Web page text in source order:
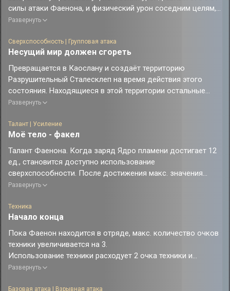
силы атаки Фаенона, и физический урон соседним целям,
равный 150% от силы атаки Фаенона.
Развернуть
Сверхспособность | Групповая атака
Несущий мир должен сгореть
Превращается в Каослану и создаёт территорию
Разрушительный Сталесклеп на время действия этого
состояния. Находящиеся в этой территории остальные
члены отряда покидают поле боя и становятся
физическую уязвимость на всё время её действия.
Каослана не может войти в свой ход, но он имеет 8 доп.
ходов Каосланы с фиксированной скоростью, равной 60%
от базовой скорости Каосланы. В начале последнего доп.
хода Каосланы немедленно выполняет последний удар,
который наносит физический урон сверхспособности,
распределяется поровну между всеми противниками.
Развернуть
Талант | Усиление
Моё тело - факел
Талант Фаенона. Когда заряд Ядро пламени достигает 12
ед., становится доступно использование
сверхспособности. После достижения макс. значения
заряда может быть получено до 3 доп. единиц. После
Ядро пламени на основе излишних накопленных единиц
заряда.
Когда Фаенон становится целью умения другого
существа, он получает 1 ед. заряда Ядро пламени. Если
это умение использует союзник Фаенона, то крит. урон
Фаенона повышается на 37.5% на 3 хода.
Развернуть
Техника
Начало конца
Пока Фаенон находится в отряде, макс. количество очков
техники увеличивается на 3.
Использование техники расходует 2 очка техники и
немедленно атакует всех противников в определённом
Развернуть
Базовая атака | Взрывная атака